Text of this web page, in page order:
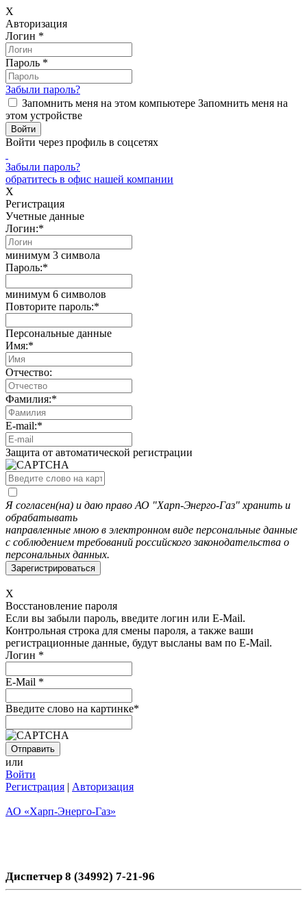
X
Авторизация
Логин *
Пароль *
Забыли пароль?
Запомнить меня на этом компьютере Запомнить меня на
этом устройстве
Войти через профиль в соцсетях
Забыли пароль?
обратитесь в офис нашей компании
X
Регистрация
Учетные данные
Логин:*
минимум 3 символа
Пароль:*
минимум 6 символов
Повторите пароль:*
Персональные данные
Имя:*
Отчество:
Фамилия:*
E-mail:*
Защита от автоматической регистрации
Я согласен(на) и даю право АО "Харп-Энерго-Газ" хранить и
обрабатывать
направленные мною в электронном виде персональные данные
с соблюдением требований российского законодательства о
персональных данных.
X
Восстановление пароля
Если вы забыли пароль, введите логин или E-Mail.
Контрольная строка для смены пароля, а также ваши
регистрационные данные, будут высланы вам по E-Mail.
Логин *
E-Mail *
Введите слово на картинке*
или
Войти
Регистрация | Авторизация
АО «Харп-Энерго-Газ»
Диспетчер 8 (34992) 7-21-96